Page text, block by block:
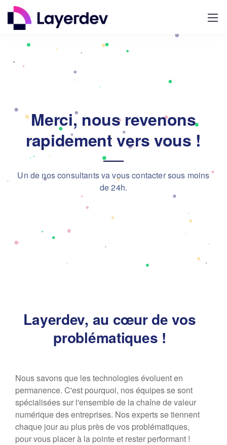
Merci, nous revenons
rapidement vers vous !
Un de nos consultants va vous contacter sous moins
de 24h.
Layerdev, au cœur de vos
problématiques !
Nous savons que les technologies évoluent en
permanence. C'est pourquoi, nos équipes se sont
spécialisées sur l'ensemble de la chaîne de valeur
numérique des entreprises. Nos experts se tiennent
chaque jour au plus près de vos problématiques,
pour vous placer à la pointe et rester performant !